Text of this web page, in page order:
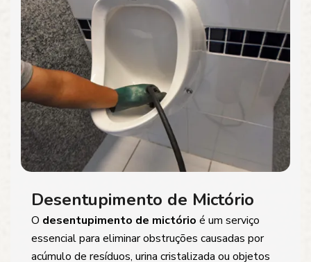
Desentupimento de Mictório
O desentupimento de mictório é um serviço
essencial para eliminar obstruções causadas por
acúmulo de resíduos, urina cristalizada ou objetos